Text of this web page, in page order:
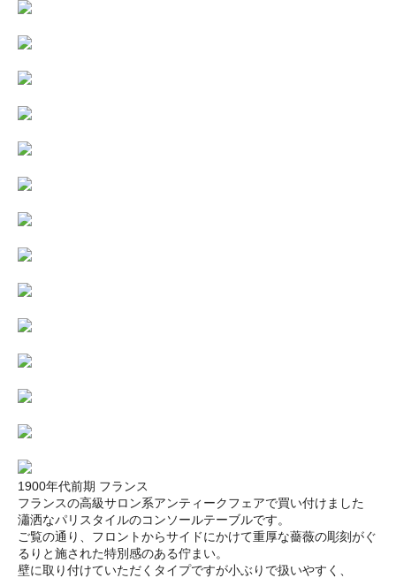
1900年代前期 フランス
フランスの高級サロン系アンティークフェアで買い付けました
瀟洒なパリスタイルのコンソールテーブルです。
ご覧の通り、フロントからサイドにかけて重厚な薔薇の彫刻がぐ
るりと施された特別感のある佇まい。
壁に取り付けていただくタイプですが小ぶりで扱いやすく、